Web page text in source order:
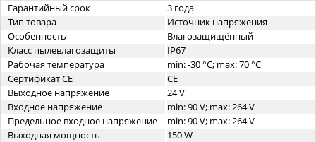
Гарантийный срок
3 года
Тип товара
Источник напряжения
Особенность
Влагозащищённый
Класс пылевлагозащиты
IP67
Рабочая температура
min: -30 °C; max: 70 °C
Сертификат CE
CE
Выходное напряжение
24 V
Входное напряжение
min: 90 V; max: 264 V
Предельное входное напряжение
min: 90 V; max: 264 V
Выходная мощность
150 W